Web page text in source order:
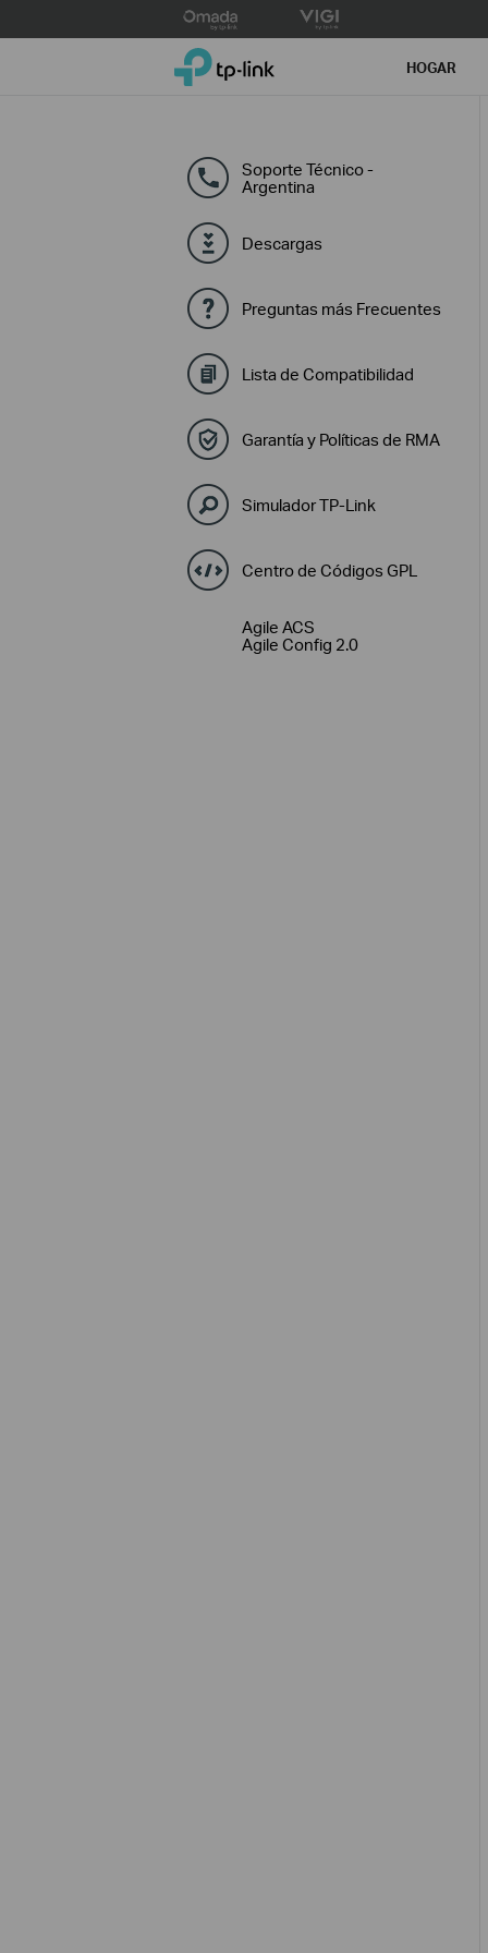
to
TP-Link, Reliably Smart HOGAR
Soporte Técnico -
Argentina
Descargas
Preguntas más Frecuentes
Lista de Compatibilidad
Garantía y Políticas de RMA
Simulador TP-Link
Centro de Códigos GPL
Agile ACS
Agile Config 2.0